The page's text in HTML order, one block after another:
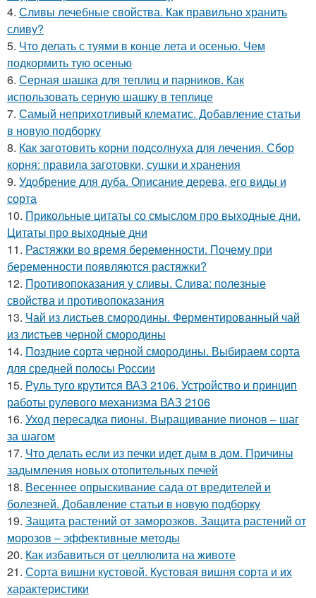
4. Сливы лечебные свойства. Как правильно хранить
сливу?
5. Что делать с туями в конце лета и осенью. Чем
подкормить тую осенью
6. Серная шашка для теплиц и парников. Как
использовать серную шашку в теплице
7. Самый неприхотливый клематис. Добавление статьи
в новую подборку
8. Как заготовить корни подсолнуха для лечения. Сбор
корня: правила заготовки, сушки и хранения
9. Удобрение для дуба. Описание дерева, его виды и
сорта
10. Прикольные цитаты со смыслом про выходные дни.
Цитаты про выходные дни
11. Растяжки во время беременности. Почему при
беременности появляются растяжки?
12. Противопоказания у сливы. Слива: полезные
свойства и противопоказания
13. Чай из листьев смородины. Ферментированный чай
из листьев черной смородины
14. Поздние сорта черной смородины. Выбираем сорта
для средней полосы России
15. Руль туго крутится ВАЗ 2106. Устройство и принцип
работы рулевого механизма ВАЗ 2106
16. Уход пересадка пионы. Выращивание пионов – шаг
за шагом
17. Что делать если из печки идет дым в дом. Причины
задымления новых отопительных печей
18. Весеннее опрыскивание сада от вредителей и
болезней. Добавление статьи в новую подборку
19. Защита растений от заморозков. Защита растений от
морозов – эффективные методы
20. Как избавиться от целлюлита на животе
21. Сорта вишни кустовой. Кустовая вишня сорта и их
характеристики